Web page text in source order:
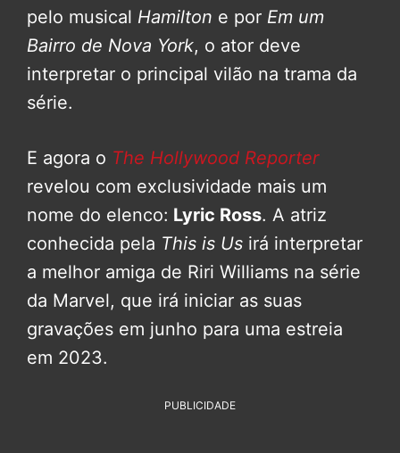
pelo musical Hamilton e por Em um
Bairro de Nova York, o ator deve
interpretar o principal vilão na trama da
série.
E agora o The Hollywood Reporter
revelou com exclusividade mais um
nome do elenco: Lyric Ross. A atriz
conhecida pela This is Us irá interpretar
a melhor amiga de Riri Williams na série
da Marvel, que irá iniciar as suas
gravações em junho para uma estreia
em 2023.
PUBLICIDADE